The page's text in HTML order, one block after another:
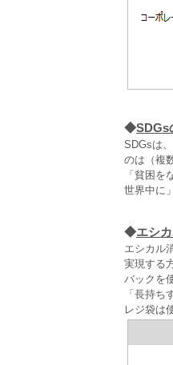
◆SDGs
SDGsは
のは（複
「貧困
世界中に
◆エシ
エシカル
実現する
バックを
「長持
レジ袋は